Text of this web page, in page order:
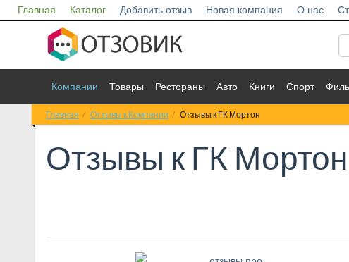
Главная Каталог Добавить отзыв Новая компания О нас
Компании Товары Рестораны Авто Книги Спорт
Главная Отзывы к Компании Отзывы к ГК Мортон
Отзывы к ГК Мортон